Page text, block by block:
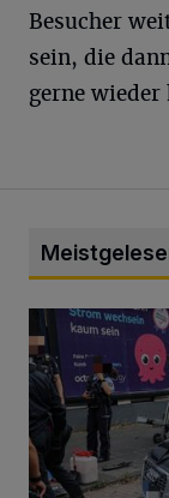
Besucher
sein, die
gerne wieder
Schwerer